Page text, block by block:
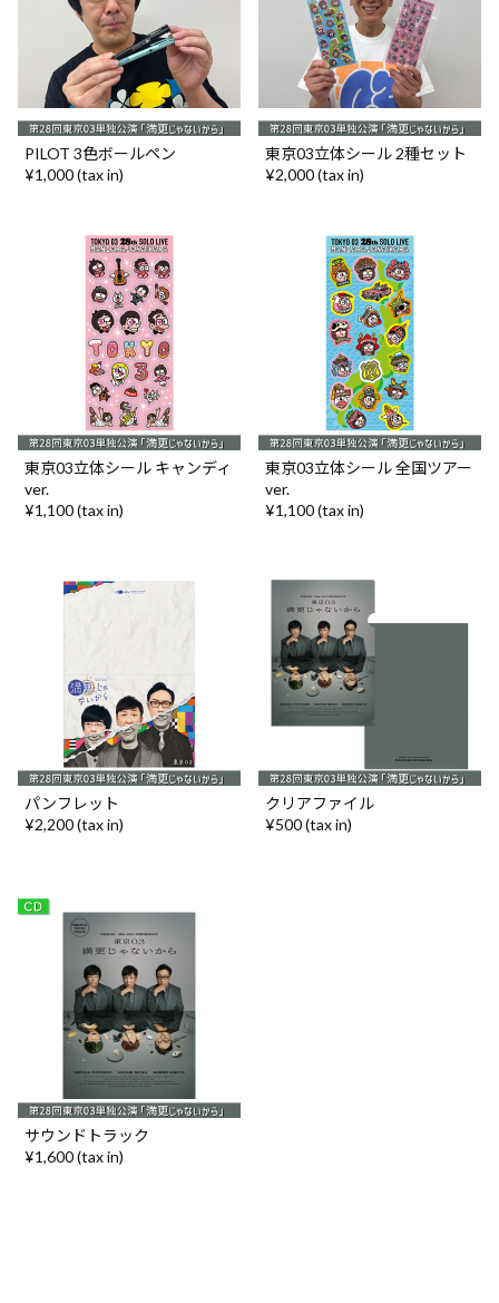
PILOT 3色ボールペン
¥1,000 (tax in)
東京03立体シール 2種セット
¥2,000 (tax in)
東京03立体シール キャンディ
ver.
¥1,100 (tax in)
東京03立体シール 全国ツアー
ver.
¥1,100 (tax in)
パンフレット
¥2,200 (tax in)
クリアファイル
¥500 (tax in)
サウンドトラック
¥1,600 (tax in)